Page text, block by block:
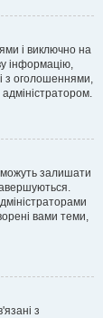
і виключно на
інформацію,
з оголошеннями,
можуть залишати
вами теми,
з